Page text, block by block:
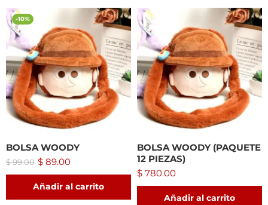
-10%
BOLSA WOODY
$99.00 $ 89.00
Añadir al carrito
BOLSA WOODY (PAQUETE
12 PIEZAS)
$ 780.00
Añadir al carrito